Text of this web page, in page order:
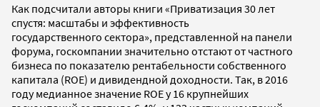
Как подсчитали авторы книги «Приватизация 30 лет
спустя: масштабы и эффективность
государственного сектора», представленной на панели
форума, госкомпании значительно отстают от частного
бизнеса по показателю рентабельности собственного
капитала (ROE) и дивидендной доходности. Так, в 2016
году медианное значение ROE у 16 крупнейших